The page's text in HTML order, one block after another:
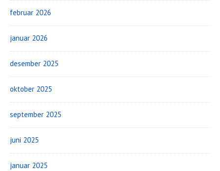
februar 2026
januar 2026
desember 2025
oktober 2025
september 2025
juni 2025
januar 2025